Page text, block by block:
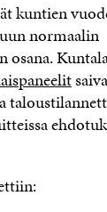
kuntien
normaalin
osana.